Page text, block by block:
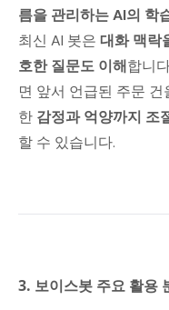
름을 관리하는 AI의 학
최신 AI 봇은 대화 맥락
호한 질문도 이해합니
면 앞서 언급된 주문
한 감정과 억양까지 조
할 수 있습니다.
3. 보이스봇 주요 활용